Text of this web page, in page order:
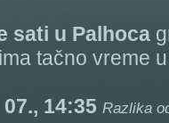
sati u Palhoca
tačno vreme
14:35 Razlika